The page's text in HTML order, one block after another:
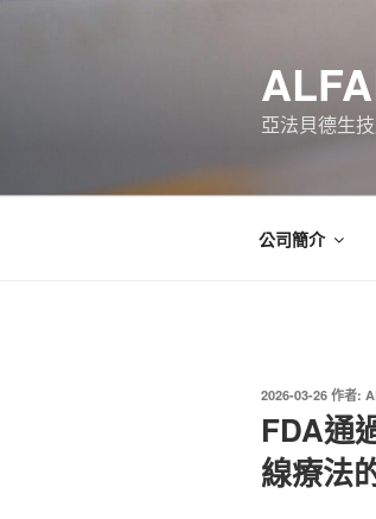
亞法貝德生
公司簡介
發
於
2026-03-26 作者:
FDA通
線療法